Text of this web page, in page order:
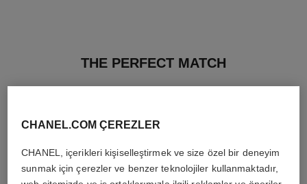
THE PERFECT MATCH
CHANEL.COM ÇEREZLER
CHANEL, içerikleri kişiselleştirmek ve size özel bir deneyim
sunmak için çerezler ve benzer teknolojiler kullanmaktadır,